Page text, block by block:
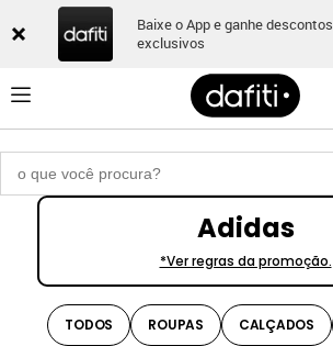
Baixe o App e ganhe descontos
exclusivos
Adidas
*Ver regras da promoção.
TODOS ROUPAS CALÇADOS